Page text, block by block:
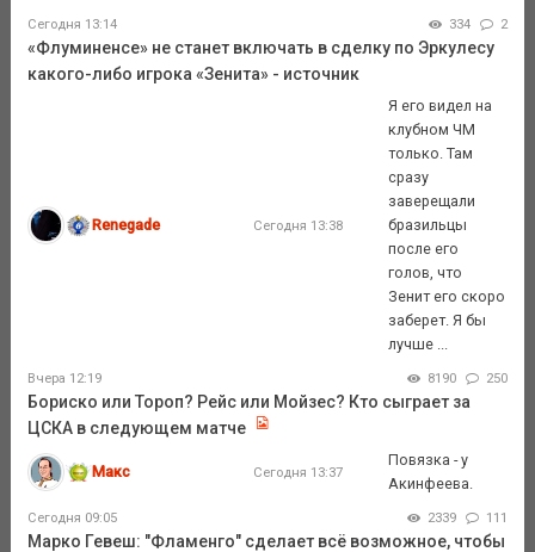
Сегодня 13:14 334 2
«Флуминенсе» не станет включать в сделку по Эркулесу
какого-либо игрока «Зенита» - источник
Renegade Сегодня 13:38
Я его видел на
клубном ЧМ
только. Там
сразу
заверещали
бразильцы
после его
голов, что
Зенит его скоро
заберет. Я бы
лучше ...
Вчера 12:19 8190 250
Бориско или Тороп? Рейс или Мойзес? Кто сыграет за
ЦСКА в следующем матче
Макс Сегодня 13:37
Повязка - у
Акинфеева.
Сегодня 09:05 2339 111
Марко Гевеш: "Фламенго" сделает всё возможное, чтобы